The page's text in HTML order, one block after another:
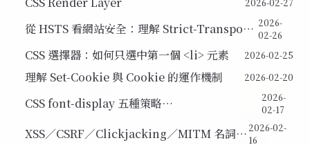
2026-02-27
從 HSTS 看網站安全：理解 Strict-Transport- 2026-
02-26
CSS 選擇器：如何只選中第一個 <li> 元素 2026-02-25
理解 Set-Cookie 與 Cookie 的運作機制 2026-02-20
CSS font-display 五種策略
2026-
02-17
XSS／CSRF／Clickjacking／MITM 名詞整 2026-02-
16